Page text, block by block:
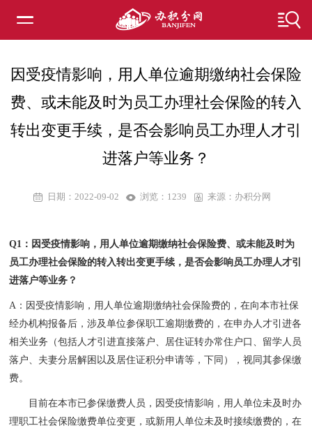
因受疫情影响，用人单位逾期缴纳社会保险
费、或未能及时为员工办理社会保险的转入
转出变更手续，是否会影响员工办理人才引
进落户等业务？
日期：2022-09-02 浏览： 1239 来源：办积分网
Q1：因受疫情影响，用人单位逾期缴纳社会保险费、或未能及时为
员工办理社会保险的转入转出变更手续，是否会影响员工办理人才引
进落户等业务？
A：因受疫情影响，用人单位逾期缴纳社会保险费的，在向本市社保
经办机构报备后，涉及单位参保职工逾期缴费的，在申办人才引进各
相关业务（包括人才引进直接落户、居住证转办常住户口、留学人员
落户、夫妻分居解困以及居住证积分申请等，下同），视同其参保缴
费。
目前在本市已参保缴费人员，因受疫情影响，用人单位未及时办
理职工社会保险缴费单位变更，或新用人单位未及时接续缴费的，在